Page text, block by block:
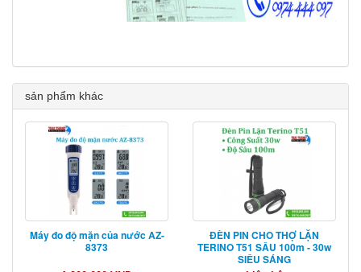
sản phẩm khác
Máy đo độ mặn của nước AZ-
8373
ĐÈN PIN CHO THỢ LẶN
TERINO T51 SÂU 100m - 30w
SIÊU SÁNG